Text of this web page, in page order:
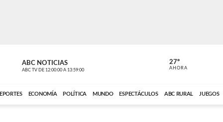
ABC NOTICIAS
ABC TV DE 12:00:00 A 13:59:00 ABC CARDINAL
27º
AHORA
ECONOMÍA POLÍTICA MUNDO ESPECTÁCULOS ABC RURAL JUEGOS